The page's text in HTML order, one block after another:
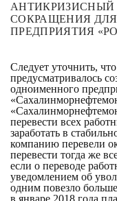
СОКРАЩЕНИЯ
ПРЕДПРИЯТИЯ
Следует уточнить,
предусматривалось
одноименного
перевести всех
заработать в
компанию перевели
перевести тогда же
если о переводе
уведомлением об
одним повезло
в январе 2018 года